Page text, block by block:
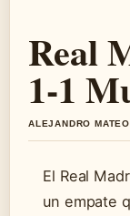
Real
1-1
ALEJANDRO
El Real
un empate